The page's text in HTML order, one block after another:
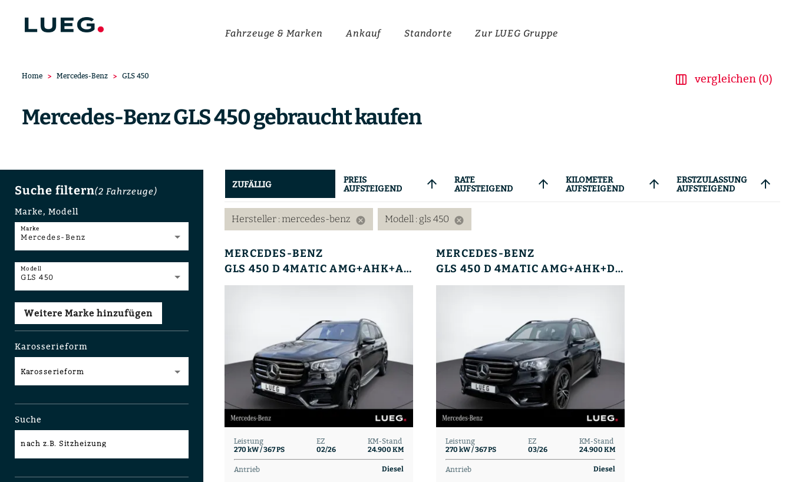
Fahrzeuge & Marken Ankauf Standorte Zur LUEG Gruppe
Home Mercedes-Benz GLS 450 vergleichen (0)
Mercedes-Benz GLS 450 gebraucht kaufen
Suche filtern(2 Fahrzeuge)
Marke, Modell
Mercedes-Benz
Marke
GLS 450
Modell
Weitere Marke hinzufügen
Karosserieform
Karosserieform
Suche
nach z.B. Sitzheizung
ZUFÄLLIG PREIS
AUFSTEIGEND arrow_upward RATE
AUFSTEIGEND arrow_upward KILOMETER
AUFSTEIGEND arrow_upward ERSTZULASSUNG
AUFSTEIGEND arrow_upward
Hersteller : mercedes-benz cancel Modell : gls 450 cancel
MERCEDES-BENZ
GLS 450 D 4MATIC AMG+AHK+AIRM+3.SITZREIHE+STHZG
Leistung
270 kW / 367 PS
EZ
02/26
KM-Stand
24.900 KM
Antrieb Diesel
MERCEDES-BENZ
GLS 450 D 4MATIC AMG+AHK+DISTR+AIRM+HUD+360+BURM
Leistung
270 kW / 367 PS
EZ
03/26
KM-Stand
24.900 KM
Antrieb Diesel